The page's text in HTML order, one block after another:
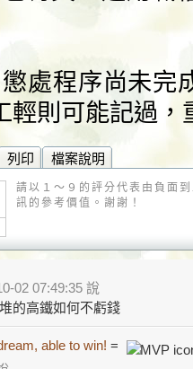
處程序尚未完
輕則可能記過，
列印 檔案說明
請以１～９的評分代表由負面
訊的參考價值。謝謝！
02 07:49:35 說
的高鐵如何不虧錢
able to win! =